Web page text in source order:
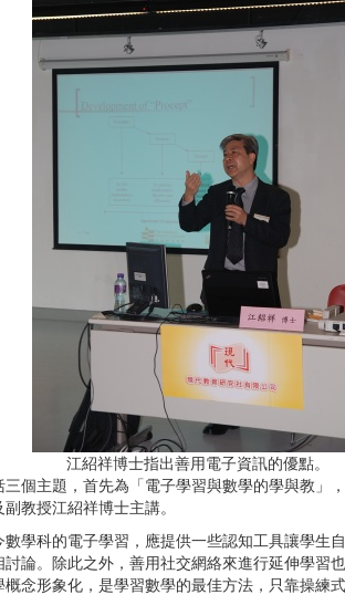
江紹祥博士指出善用電子資訊的優點。
主題，首先為「電子學習與數學的學與教」
教授江紹祥博士主講。
科的電子學習，應提供一些認知工具讓學生
論。除此之外，善用社交網絡來進行延伸學習
概念形象化，是學習數學的最佳方法，只靠操練